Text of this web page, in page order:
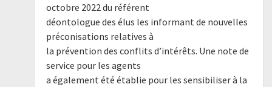
octobre 2022 du référent
déontologue des élus les informant de nouvelles
préconisations relatives à
la prévention des conflits d’intérêts. Une note de
service pour les agents
a également été établie pour les sensibiliser à la